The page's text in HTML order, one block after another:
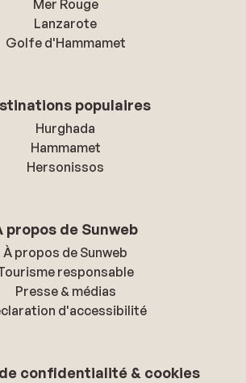
Mer Rouge
Lanzarote
Golfe d'Hammamet
populaires
Hurghada
Hammamet
Hersonissos
propos de Sunweb
À propos de Sunweb
responsable
Presse & médias
d'accessibilité
confidentialité & cookies